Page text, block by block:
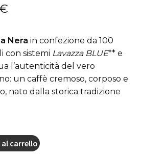
Il
attuale
è:
23,90€.
Nera in confezione da 100
con sistemi Lavazza BLUE** e
l’autenticità del vero
un caffè cremoso, corposo e
nato dalla storica tradizione
carrello